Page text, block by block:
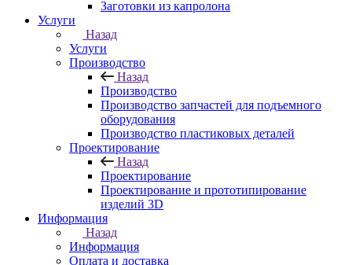
Заготовки из капролона
Услуги
Назад
Услуги
Производство
Назад
Производство
Производство запчастей для подъемного
оборудования
Производство пластиковых деталей
Проектирование
Назад
Проектирование
Проектирование и прототипирование
изделий 3D
Информация
Назад
Информация
Оплата и доставка